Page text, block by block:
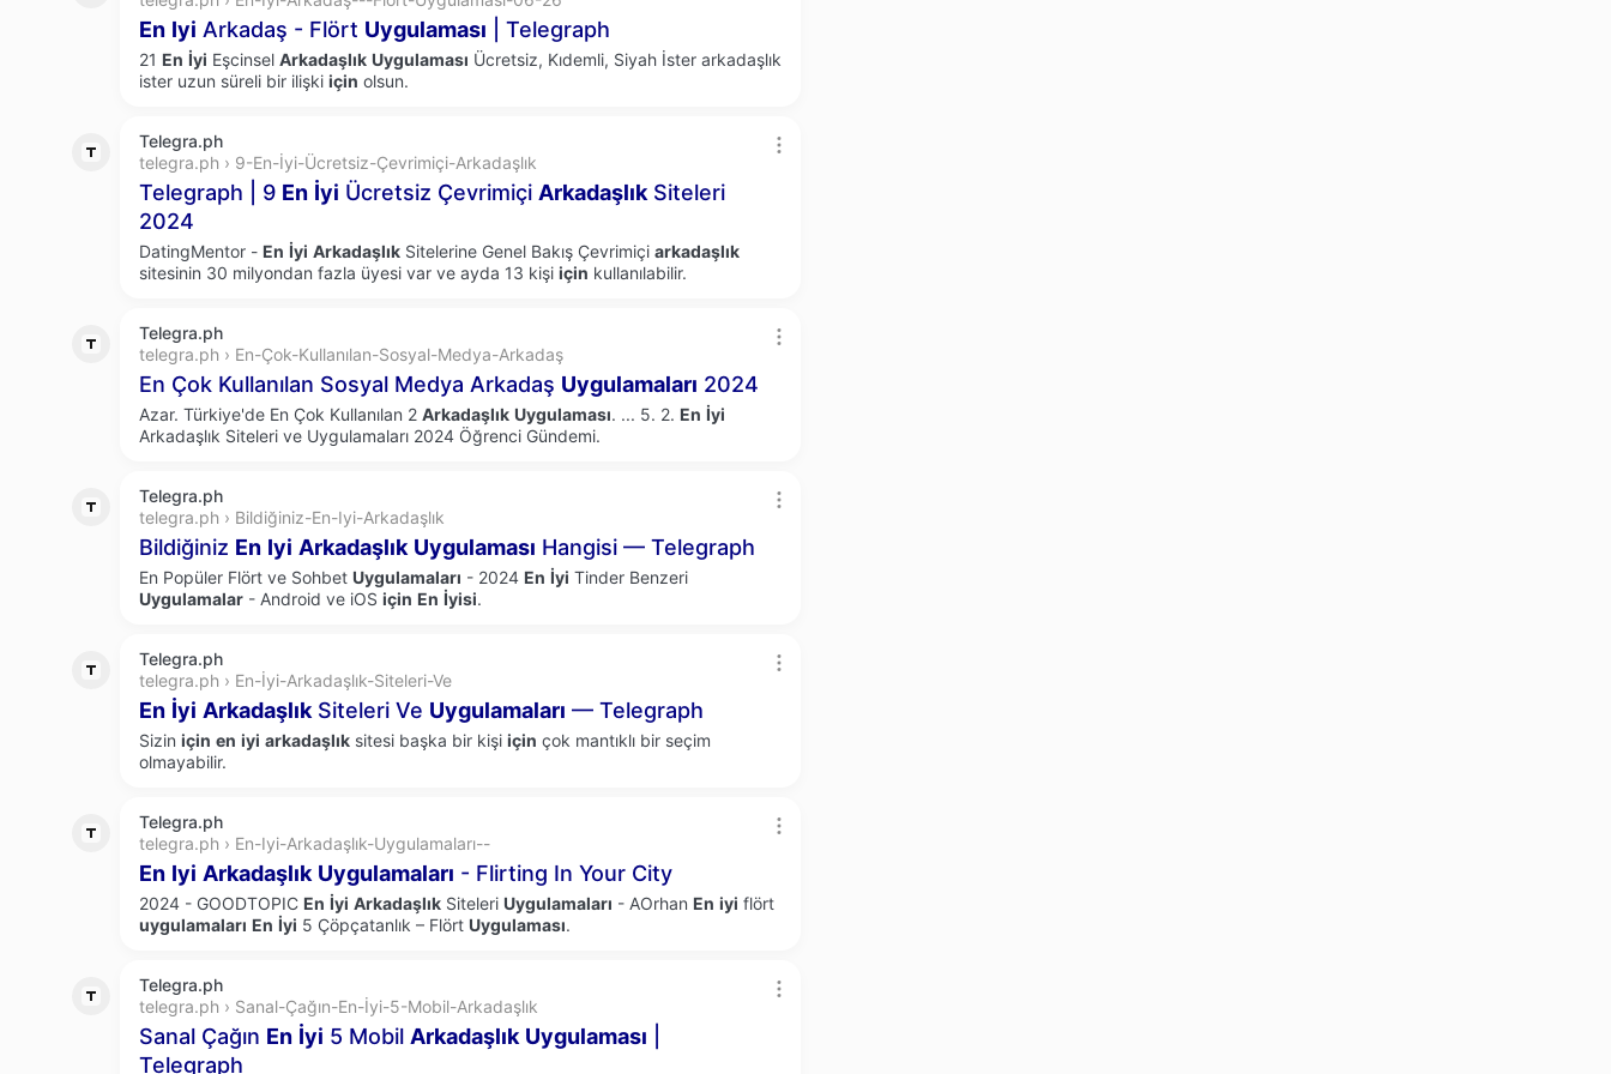
En Iyi Arkadaş - Flört Uygulaması | Telegraph
21 En İyi Eşcinsel Arkadaşlık Uygulaması Ücretsiz, Kıdemli, Siyah İster arkadaşlık
ister uzun süreli bir ilişki için olsun.
Telegra.ph
telegra.ph › 9-En-İyi-Ücretsiz-Çevrimiçi-Arkadaşlık
Telegraph | 9 En İyi Ücretsiz Çevrimiçi Arkadaşlık Siteleri
2024
DatingMentor - En İyi Arkadaşlık Sitelerine Genel Bakış Çevrimiçi arkadaşlık
sitesinin 30 milyondan fazla üyesi var ve ayda 13 kişi için kullanılabilir.
Telegra.ph
telegra.ph › En-Çok-Kullanılan-Sosyal-Medya-Arkadaş
En Çok Kullanılan Sosyal Medya Arkadaş Uygulamaları 2024
Azar. Türkiye'de En Çok Kullanılan 2 Arkadaşlık Uygulaması. ... 5. 2. En İyi
Arkadaşlık Siteleri ve Uygulamaları 2024 Öğrenci Gündemi.
Telegra.ph
telegra.ph › Bildiğiniz-En-Iyi-Arkadaşlık
Bildiğiniz En Iyi Arkadaşlık Uygulaması Hangisi — Telegraph
En Popüler Flört ve Sohbet Uygulamaları - 2024 En İyi Tinder Benzeri
Uygulamalar - Android ve iOS için En İyisi.
Telegra.ph
telegra.ph › En-İyi-Arkadaşlık-Siteleri-Ve
En İyi Arkadaşlık Siteleri Ve Uygulamaları — Telegraph
Sizin için en iyi arkadaşlık sitesi başka bir kişi için çok mantıklı bir seçim
olmayabilir.
Telegra.ph
telegra.ph › En-Iyi-Arkadaşlık-Uygulamaları--
En Iyi Arkadaşlık Uygulamaları - Flirting In Your City
2024 - GOODTOPIC En İyi Arkadaşlık Siteleri Uygulamaları - AOrhan En iyi flört
uygulamaları En İyi 5 Çöpçatanlık – Flört Uygulaması.
Telegra.ph
telegra.ph › Sanal-Çağın-En-İyi-5-Mobil-Arkadaşlık
Sanal Çağın En İyi 5 Mobil Arkadaşlık Uygulaması
Telegraph